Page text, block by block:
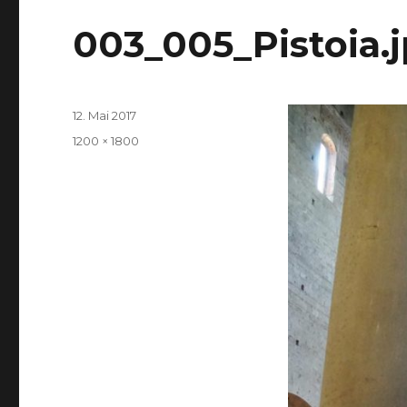
Veröffentlicht
am
12. Mai 2017
Volle
1200 × 1800